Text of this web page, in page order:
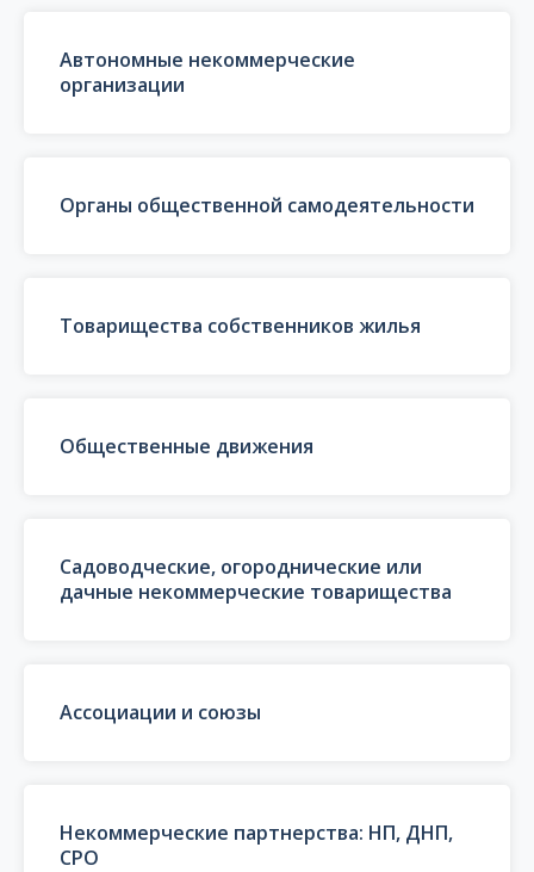
Автономные некоммерческие
организации
Органы общественной самодеятельности
Товарищества собственников жилья
Общественные движения
Садоводческие, огороднические или
дачные некоммерческие товарищества
Ассоциации и союзы
Некоммерческие партнерства: НП, ДНП,
СРО